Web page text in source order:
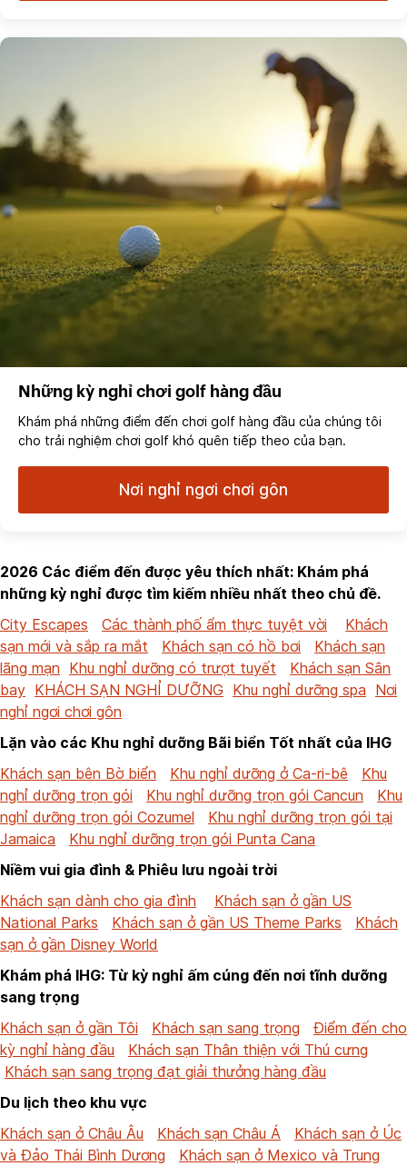
Những kỳ nghỉ chơi golf hàng đầu
Khám phá những điểm đến chơi golf hàng đầu của chúng tôi
cho trải nghiệm chơi golf khó quên tiếp theo của bạn.
Nơi nghỉ ngơi chơi gôn
2026 Các điểm đến được yêu thích nhất: Khám phá
những kỳ nghỉ được tìm kiếm nhiều nhất theo chủ đề.
City Escapes
Các thành phố ẩm thực tuyệt vời
Khách
sạn mới và sắp ra mắt
Khách sạn có hồ bơi
Khách sạn
lãng mạn Khu nghỉ dưỡng có trượt tuyết
Khách sạn Sân
bay KHÁCH SẠN NGHỈ DƯỠNG Khu nghỉ dưỡng spa Nơi
nghỉ ngơi chơi gôn
Lặn vào các Khu nghỉ dưỡng Bãi biển Tốt nhất của IHG
Khách sạn bên Bờ biển
Khu nghỉ dưỡng ở Ca-ri-bê
Khu
nghỉ dưỡng trọn gói
Khu nghỉ dưỡng trọn gói Cancun
Khu
nghỉ dưỡng trọn gói Cozumel
Khu nghỉ dưỡng trọn gói tại
Jamaica
Khu nghỉ dưỡng trọn gói Punta Cana
Niềm vui gia đình & Phiêu lưu ngoài trời
Khách sạn dành cho gia đình
Khách sạn ở gần US
National Parks
Khách sạn ở gần US Theme Parks
Khách
sạn ở gần Disney World
Khám phá IHG: Từ kỳ nghỉ ấm cúng đến nơi tĩnh dưỡng
sang trọng
Khách sạn ở gần Tôi
Khách sạn sang trọng
Điểm đến cho
kỳ nghỉ hàng đầu
Khách sạn Thân thiện với Thú cưng
Khách sạn sang trọng đạt giải thưởng hàng đầu
Du lịch theo khu vực
Khách sạn ở Châu Âu
Khách sạn Châu Á
Khách sạn ở Úc
và Đảo Thái Bình Dương
Khách sạn ở Mexico và Trung